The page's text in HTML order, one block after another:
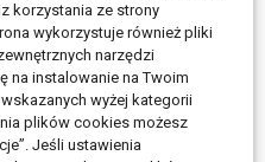
korzystania ze strony
wykorzystuje również pliki
narzędzi
na instalowanie na Twoim
wyżej kategorii
plików cookies możesz
Jeśli ustawienia
(83)
(72)
(17)